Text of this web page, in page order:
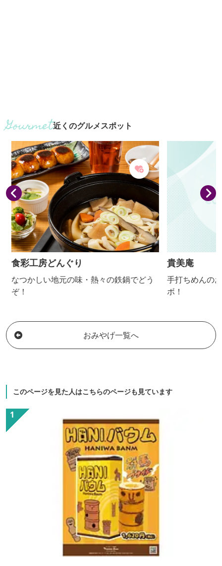
近くのグルメスポット
食彩工房どんぐり
なつかしい地元の味・熱々の鉄鍋でどう
ぞ！
貴美庵
手打ちめんの
ボ！
おみやげ一覧へ
このページを見た人はこちらのページも見ています